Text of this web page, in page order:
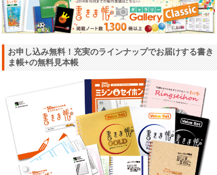
お申し込み無料！充実のラインナップでお届けする書き
ま帳+の無料見本帳